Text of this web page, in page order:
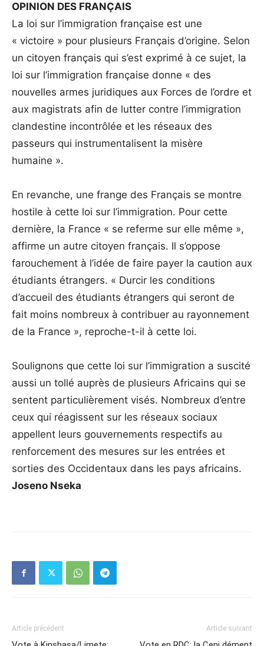
OPINION DES FRANÇAIS
La loi sur l’immigration française est une
« victoire » pour plusieurs Français d’origine. Selon
un citoyen français qui s’est exprimé à ce sujet, la
loi sur l’immigration française donne « des
nouvelles armes juridiques aux Forces de l’ordre et
aux magistrats afin de lutter contre l’immigration
clandestine incontrôlée et les réseaux des
passeurs qui instrumentalisent la misère
humaine ».
En revanche, une frange des Français se montre
hostile à cette loi sur l’immigration. Pour cette
dernière, la France « se referme sur elle même »,
affirme un autre citoyen français. Il s’oppose
farouchement à l’idée de faire payer la caution aux
étudiants étrangers. « Durcir les conditions
d’accueil des étudiants étrangers qui seront de
fait moins nombreux à contribuer au rayonnement
de la France », reproche-t-il à cette loi.
Soulignons que cette loi sur l’immigration a suscité
aussi un tollé auprès de plusieurs Africains qui se
sentent particulièrement visés. Nombreux d’entre
ceux qui réagissent sur les réseaux sociaux
appellent leurs gouvernements respectifs au
renforcement des mesures sur les entrées et
sorties des Occidentaux dans les pays africains.
Joseno Nseka
Article précédent Article suivant